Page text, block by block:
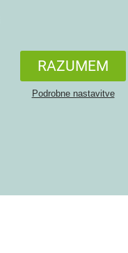
RAZUMEM
Podrobne nastavitve